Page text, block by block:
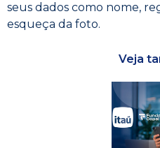
seus dados como nome,
esqueça da foto.
Veja